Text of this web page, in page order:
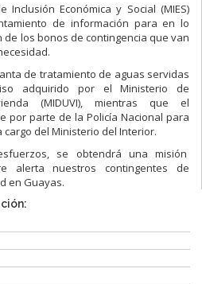
Económica y Social (MIES)
de información para en lo
los bonos de contingencia que van
de tratamiento de aguas servidas
adquirido por el Ministerio de
(MIDUVI), mientras que el
por parte de la Policía Nacional para
del Ministerio del Interior.
se obtendrá una misión
alerta nuestros contingentes de
en Guayas.